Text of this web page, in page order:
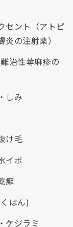
セント（アトピ
炎の注射薬）
治性蕁麻疹の
しみ
け毛
イボ
癬
はん)
ケジラミ